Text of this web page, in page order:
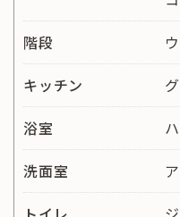
階段
キッチン
浴室
洗面室